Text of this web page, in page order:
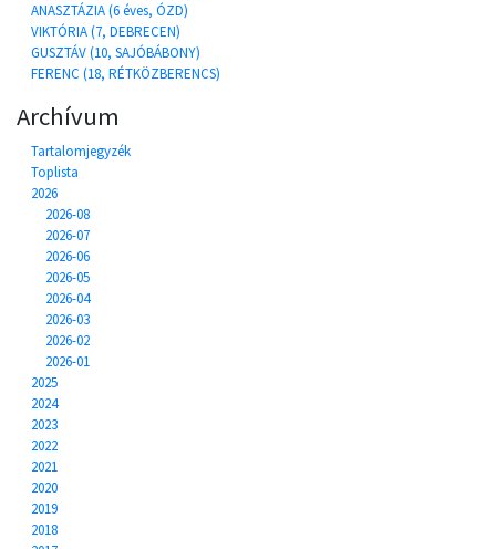
ANASZTÁZIA (6 éves, ÓZD)
VIKTÓRIA (7, DEBRECEN)
GUSZTÁV (10, SAJÓBÁBONY)
FERENC (18, RÉTKÖZBERENCS)
Archívum
Tartalomjegyzék
Toplista
2026
2026-08
2026-07
2026-06
2026-05
2026-04
2026-03
2026-02
2026-01
2025
2024
2023
2022
2021
2020
2019
2018